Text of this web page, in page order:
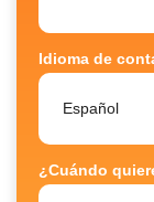
Idioma de
¿Cuándo